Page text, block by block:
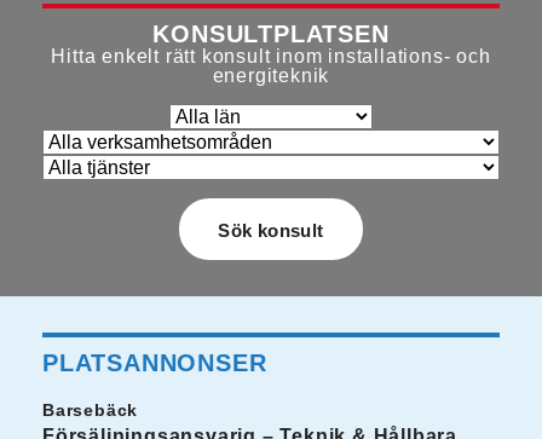
KONSULTPLATSEN
Hitta enkelt rätt konsult inom installations- och
energiteknik
PLATSANNONSER
Barsebäck